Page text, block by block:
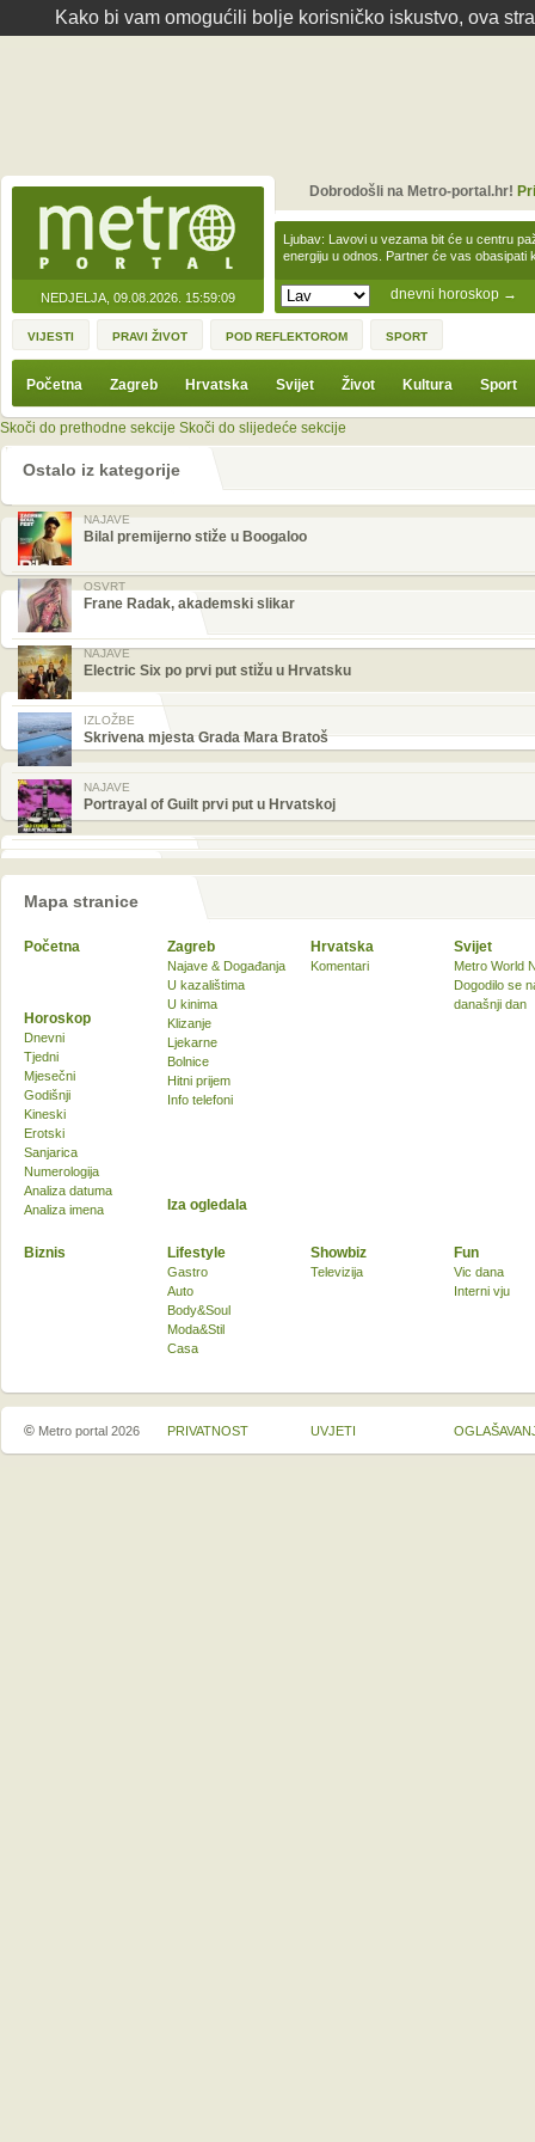
Kako bi vam omogućili bolje korisničko iskustvo, ova
NEDJELJA, 09.08.2026. 15:59:09 dnevni horoskop →
Ljubav: Lavovi u vezama bit će u centru
energiju u odnos. Partner će vas obasipati
Dobrodošli na Metro-portal.hr!
VIJESTI PRAVI ŽIVOT POD REFLEKTOROM SPORT
Početna Zagreb Hrvatska Svijet Život Kultura Sport
Skoči do prethodne sekcije Skoči do slijedeće sekcije
Ostalo iz kategorije
NAJAVE
Bilal premijerno stiže u Boogaloo
OSVRT
Frane Radak, akademski slikar
NAJAVE
Electric Six po prvi put stižu u Hrvatsku
IZLOŽBE
Skrivena mjesta Grada Mara Bratoš
NAJAVE
Portrayal of Guilt prvi put u Hrvatskoj
Mapa stranice
Početna Zagreb
Najave & Događanja
U kazalištima
U kinima
Klizanje
Ljekarne
Bolnice
Hitni prijem
Info telefoni
Hrvatska
Komentari
Svijet
Metro World
Dogodilo se
današnji dan
Biznis Lifestyle
Gastro
Auto
Body&Soul
Moda&Stil
Casa
Showbiz
Televizija
Fun
Vic dana
Interni vju
Horoskop
Dnevni
Tjedni
Mjesečni
Godišnji
Kineski
Erotski
Sanjarica
Numerologija
Analiza datuma
Analiza imena
Iza ogledala
© Metro portal 2026 PRIVATNOST UVJETI